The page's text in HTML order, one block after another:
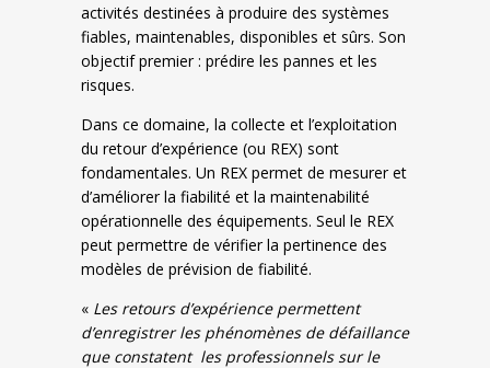
activités destinées à produire des systèmes
fiables, maintenables, disponibles et sûrs. Son
objectif premier : prédire les pannes et les
risques.
Dans ce domaine, la collecte et l’exploitation
du retour d’expérience (ou REX) sont
fondamentales. Un REX permet de mesurer et
d’améliorer la fiabilité et la maintenabilité
opérationnelle des équipements. Seul le REX
peut permettre de vérifier la pertinence des
modèles de prévision de fiabilité.
« Les retours d’expérience permettent
d’enregistrer les phénomènes de défaillance
que constatent les professionnels sur le